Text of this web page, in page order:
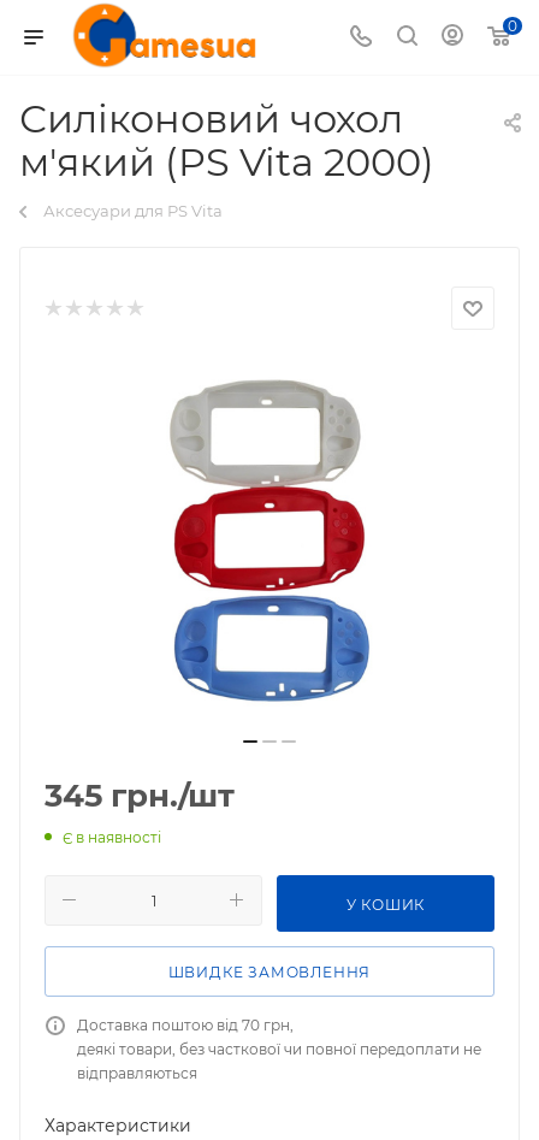
0
Силіконовий чохол
м'який (PS Vita 2000)
Аксесуари для PS Vita
345 грн./шт
Є в наявності
У КОШИК
ШВИДКЕ ЗАМОВЛЕННЯ
Доставка поштою від 70 грн,
деякі товари, без часткової чи повної передоплати не
відправляються
Характеристики